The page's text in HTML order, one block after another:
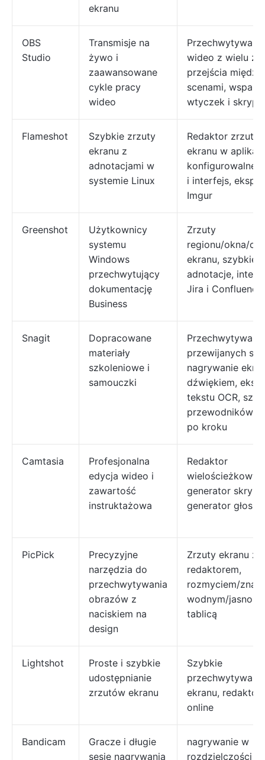
ekranu
OBS
Studio
Transmisje na
żywo i
zaawansowane
cykle pracy
wideo
Przechwytywanie
wideo z wielu
przejścia między
scenami,
wtyczek i
Flameshot
Szybkie zrzuty
ekranu z
adnotacjami w
systemie Linux
Redaktor
ekranu w
konfigurowalne
i interfejs,
Imgur
Greenshot
Użytkownicy
systemu
Windows
przechwytujący
dokumentację
Business
Zrzuty
regionu/okna/
ekranu, szybkie
adnotacje,
Jira i Confluence
Snagit
Dopracowane
materiały
szkoleniowe i
samouczki
Przechwytywanie
przewijanych
nagrywanie
dźwiękiem,
tekstu OCR,
przewodników
po kroku
Camtasia
Profesjonalna
edycja wideo i
zawartość
instruktażowa
Redaktor
wielościeżkowy,
generator
generator głosu
PicPick
Precyzyjne
narzędzia do
przechwytywania
obrazów z
naciskiem na
design
Zrzuty ekranu z
redaktorem,
rozmyciem/
wodnym/
tablicą
Lightshot
Proste i szybkie
udostępnianie
zrzutów ekranu
Szybkie
przechwytywanie
ekranu, redaktor
online
Bandicam
Gracze i długie
sesje nagrywania
nagrywanie w
rozdzielczości